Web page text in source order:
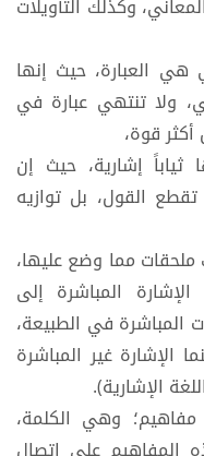
وكذلك التأويلات
العبارة، حيث إنها
ولا تنتهي عبارة في
قوة،
إشارية، حيث إن
القول، بل توازيه
ملحقات مما وضع عليها،
المباشرة إلى
المباشرة في الطبيعة،
الإشارة غير المباشرة
الإشارية).
مفاهيم؛ وهي الكلمة،